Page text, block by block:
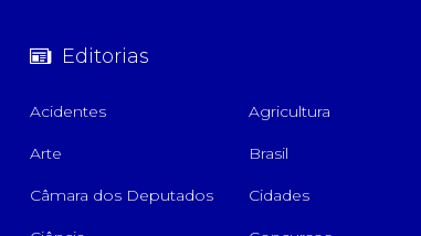
Editorias
Acidentes Agricultura
Arte Brasil
Câmara dos Deputados Cidades